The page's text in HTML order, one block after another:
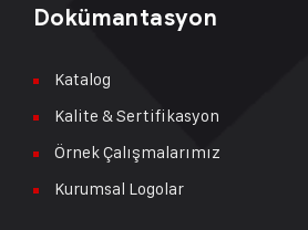
Dokümantasyon
Katalog
Kalite & Sertifikasyon
Örnek Çalışmalarımız
Kurumsal Logolar